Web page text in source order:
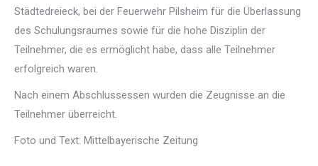
Städtedreieck, bei der Feuerwehr Pilsheim für die Überlassung
des Schulungsraumes sowie für die hohe Disziplin der
Teilnehmer, die es ermöglicht habe, dass alle Teilnehmer
erfolgreich waren.
Nach einem Abschlussessen wurden die Zeugnisse an die
Teilnehmer überreicht.
Foto und Text: Mittelbayerische Zeitung